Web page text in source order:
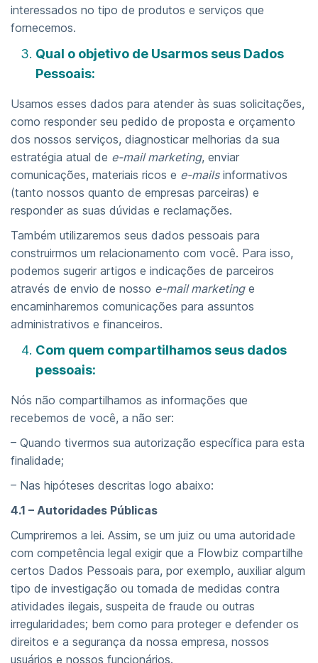
interessados no tipo de produtos e serviços que
fornecemos.
Qual o objetivo de Usarmos seus Dados
Pessoais:
Usamos esses dados para atender às suas solicitações,
como responder seu pedido de proposta e orçamento
dos nossos serviços, diagnosticar melhorias da sua
estratégia atual de e-mail marketing, enviar
comunicações, materiais ricos e e-mailsinformativos
(tanto nossos quanto de empresas parceiras) e
responder as suas dúvidas e reclamações.
Também utilizaremos seus dados pessoais para
construirmos um relacionamento com você. Para isso,
podemos sugerir artigos e indicações de parceiros
através de envio de nosso e-mail marketinge
encaminharemos comunicações para assuntos
administrativos e financeiros.
Com quem compartilhamos seus dados
pessoais:
Nós não compartilhamos as informações que
recebemos de você, a não ser:
– Quando tivermos sua autorização específica para esta
finalidade;
– Nas hipóteses descritas logo abaixo:
4.1 – Autoridades Públicas
Cumpriremos a lei. Assim, se um juiz ou uma autoridade
com competência legal exigir que a Flowbiz compartilhe
certos Dados Pessoais para, por exemplo, auxiliar algum
tipo de investigação ou tomada de medidas contra
atividades ilegais, suspeita de fraude ou outras
irregularidades; bem como para proteger e defender os
direitos e a segurança da nossa empresa, nossos
usuários e nossos funcionários.